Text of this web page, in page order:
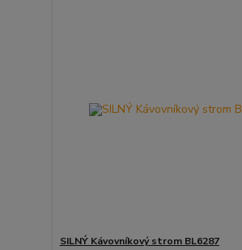
SILNÝ Kávovníkový strom BL6287